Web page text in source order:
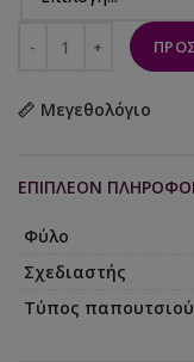
Μεγεθολόγιο
ΕΠΙΠΛΈΟΝ
Φύλο
Σχεδιαστής
Τύπος παπουτσιού